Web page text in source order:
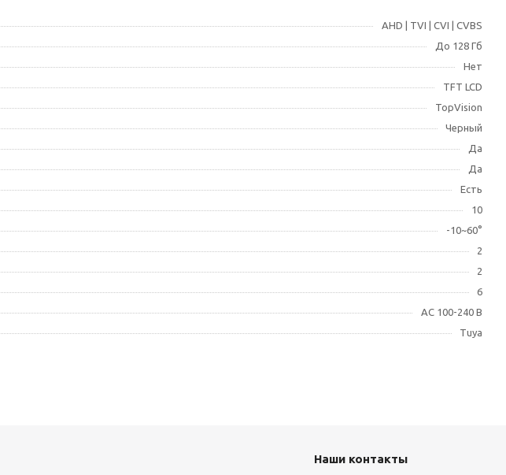
AHD | TVI | CVI | CVBS
До 128 Гб
Нет
TFT LCD
TopVision
Черный
Да
Да
Есть
10
-10~60°
2
2
6
AC 100-240 В
Tuya
Наши контакты